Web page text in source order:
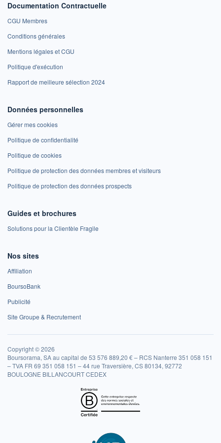
Documentation Contractuelle
CGU Membres
Conditions générales
Mentions légales et CGU
Politique d'exécution
Rapport de meilleure sélection 2024
Données personnelles
Gérer mes cookies
Politique de confidentialité
Politique de cookies
Politique de protection des données membres et visiteurs
Politique de protection des données prospects
Guides et brochures
Solutions pour la Clientèle Fragile
Nos sites
Affiliation
BoursoBank
Publicité
Site Groupe & Recrutement
Copyright © 2026
Boursorama, SA au capital de 53 576 889,20 € – RCS Nanterre 351 058 151
– TVA FR 69 351 058 151 – 44 rue Traversière, CS 80134, 92772
BOULOGNE BILLANCOURT CEDEX